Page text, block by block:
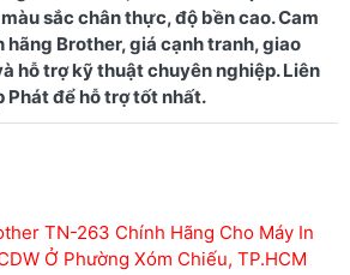
sắc chân thực, độ bền cao. Cam
hãng Brother, giá cạnh tranh, giao
hỗ trợ kỹ thuật chuyên nghiệp. Liên
TN-263 Chính Hãng Cho Máy In
Ở Phường Xóm Chiếu, TP.HCM